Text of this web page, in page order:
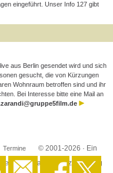
eingeführt. Unser Info 127 gibt
aus Berlin gesendet wird und sich
gesucht, die von Kürzungen
Wohnraum betroffen sind und ihr
Bei Interesse bitte eine Mail an
Termine
© 2001-2026 · Ein
·Datenschutzerklärung